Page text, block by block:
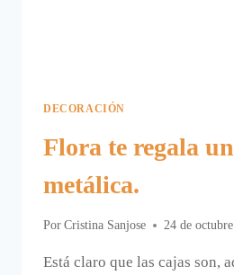
DECORACIÓN
Flora te regala
metálica.
Por Cristina Sanjose 24 de
Está claro que las cajas son,